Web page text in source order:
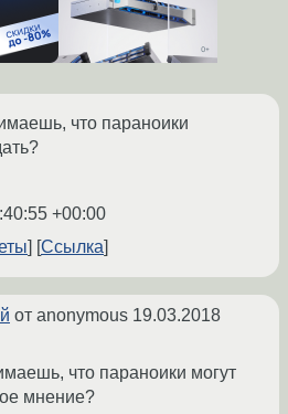
что параноики
+00:00
Ссылка
от anonymous 19.03.2018
что параноики могут
мнение?